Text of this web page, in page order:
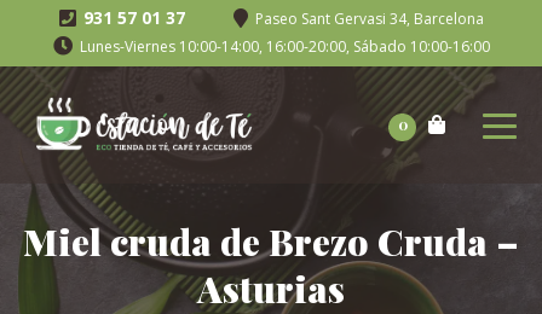
931 57 01 37
Paseo Sant Gervasi 34, Barcelona
Lunes-Viernes 10:00-14:00, 16:00-20:00, Sábado 10:00-16:00
0
Miel cruda de Brezo Cruda –
Asturias